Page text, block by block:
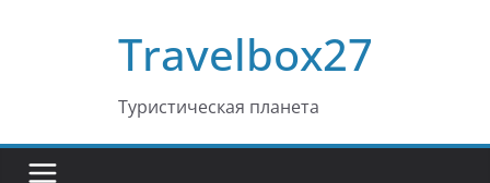
Travelbox27
Туристическая планета